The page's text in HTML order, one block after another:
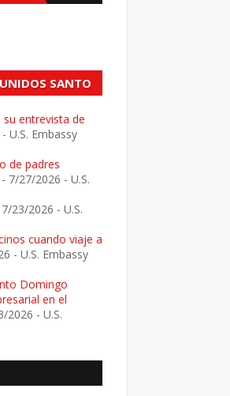
SANTO
entrevista de
- U.S. Embassy
de padres
- 7/27/2026 - U.S.
23/2026 - U.S.
cuando viaje a
- U.S. Embassy
Domingo
en el
2026 - U.S.